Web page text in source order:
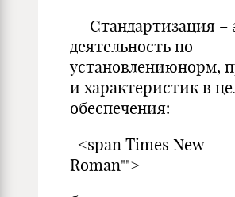
Стандартизация –
деятельность по
установлениюнорм,
и характеристик в
обеспечения:
-<span Times New
Roman"">